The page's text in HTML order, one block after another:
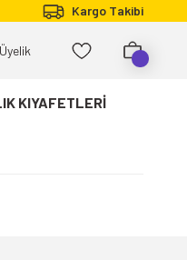
Kargo Takibi
KIYAFETLERİ